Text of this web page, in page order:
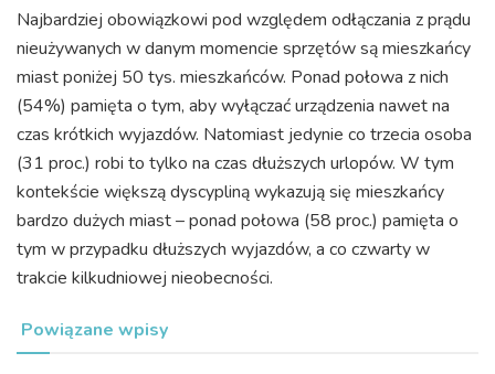
Najbardziej obowiązkowi pod względem odłączania z prądu
nieużywanych w danym momencie sprzętów są mieszkańcy
miast poniżej 50 tys. mieszkańców. Ponad połowa z nich
(54%) pamięta o tym, aby wyłączać urządzenia nawet na
czas krótkich wyjazdów. Natomiast jedynie co trzecia osoba
(31 proc.) robi to tylko na czas dłuższych urlopów. W tym
kontekście większą dyscypliną wykazują się mieszkańcy
bardzo dużych miast – ponad połowa (58 proc.) pamięta o
tym w przypadku dłuższych wyjazdów, a co czwarty w
trakcie kilkudniowej nieobecności.
Powiązane wpisy